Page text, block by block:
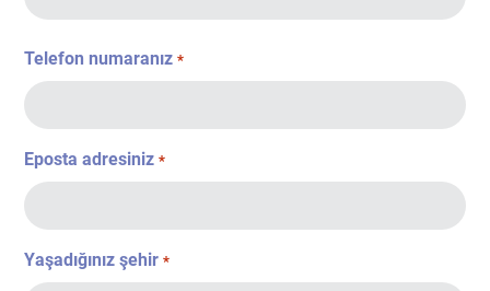
Telefon numaranız *
Eposta adresiniz *
Yaşadığınız şehir *